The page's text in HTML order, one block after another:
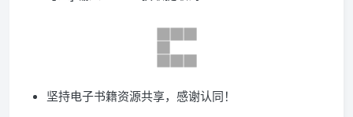
坚持电子书籍资源共享，感谢认同！